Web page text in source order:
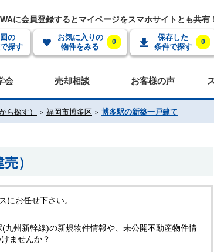
に会員登録するとマイページをスマホサイトとも共有
の
探す
お気に入りの
物件をみる
0
保存した
条件で探す
0
会 売却相談 お客様の声
ら探す） 福岡市博多区 博多駅の新築一戸建て
）
にお任せ下さい。
州新幹線)の新規物件情報や、未公開不動産物件情
ませんか？